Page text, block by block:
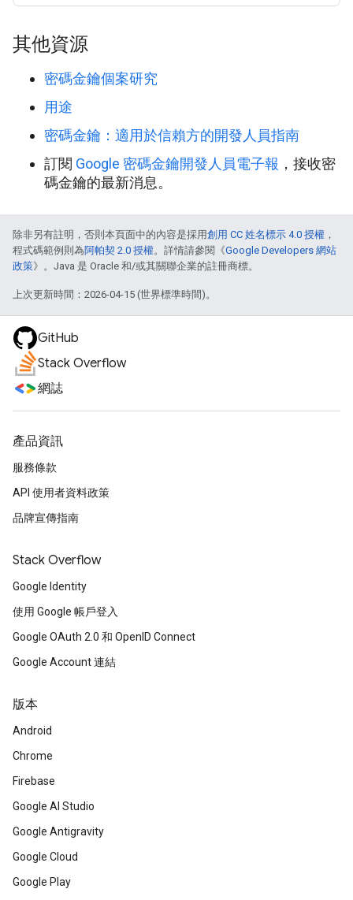
其他資源
密碼金鑰個案研究
用途
密碼金鑰：適用於信賴方的開發人員指南
訂閱 Google 密碼金鑰開發人員電子報 ，接收密
碼金鑰的最新消息。
除非另有註明，否則本頁面中的內容是採用創用 CC 姓名標示 4.0 授權 ，
程式碼範例則為阿帕契 2.0 授權。詳情請參閱《Google Developers 網站
政策》。Java 是 Oracle 和/或其關聯企業的註冊商標。
上次更新時間：2026-04-15 (世界標準時間)。
GitHub
Stack Overflow
網誌
產品資訊
服務條款
API 使用者資料政策
品牌宣傳指南
Stack Overflow
Google Identity
使用 Google 帳戶登入
Google OAuth 2.0 和 OpenID Connect
Google Account 連結
版本
Android
Chrome
Firebase
Google AI Studio
Google Antigravity
Google Cloud
Google Play